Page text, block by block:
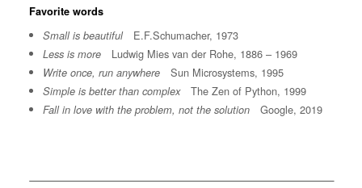
Favorite words
Small is beautifulE.F.Schumacher, 1973
Less is more Ludwig Mies van der Rohe, 1886 – 1969
Write once, run anywhere Sun Microsystems, 1995
Simple is better than complexThe Zen of Python, 1999
Fall in love with the problem, not the solution Google, 2019